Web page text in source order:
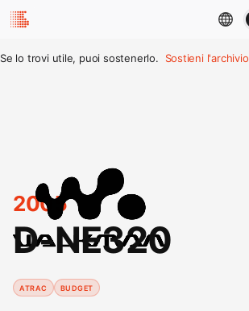
Se lo trovi utile, puoi sostenerlo. Sostieni l'archivio
2005
D-NE320
ATRAC BUDGET